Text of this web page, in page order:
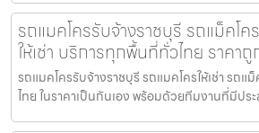
รถแมคโครรับจ้างราชบุรี รถแม็คโค
ให้เช่า บริการทุกพื้นที่ทั่วไทย ราคาถู
รถแมคโครรับจ้างราชบุรี รถแมคโครให้เช่า รถแ
ไทย ในราคาเป็นกันเอง พร้อมด้วยทีมงานที่มีปร